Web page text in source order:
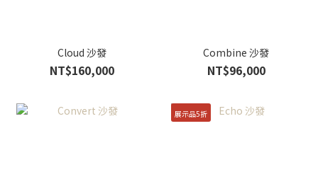
Cloud 沙發
NT$160,000
Combine 沙發
NT$96,000
展示品5折